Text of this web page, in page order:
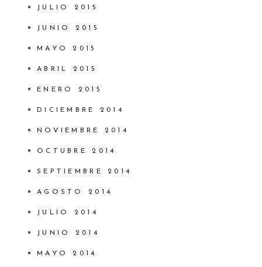
JULIO 2015
JUNIO 2015
MAYO 2015
ABRIL 2015
ENERO 2015
DICIEMBRE 2014
NOVIEMBRE 2014
OCTUBRE 2014
SEPTIEMBRE 2014
AGOSTO 2014
JULIO 2014
JUNIO 2014
MAYO 2014